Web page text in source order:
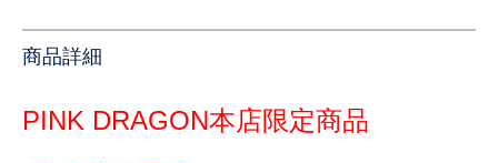
商品詳細
PINK DRAGON本店限定商品